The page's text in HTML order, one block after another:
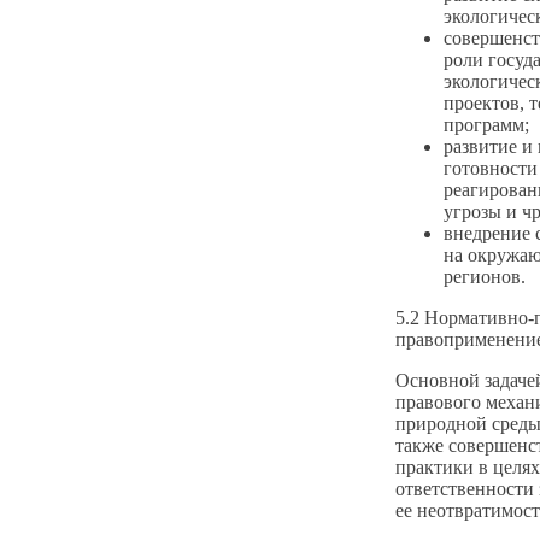
роли
проектов,
программ;
развитие
угрозы и
внедрение
на
регионов.
5.2 Нормативно-
Основной
правового
природной
также
практики в
ее